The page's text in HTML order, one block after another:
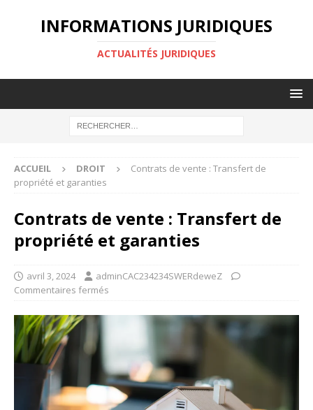
INFORMATIONS JURIDIQUES
ACTUALITÉS JURIDIQUES
ACCUEIL DROIT
Contrats de vente : Transfert de
propriété et garanties
Contrats de vente : Transfert de
propriété et garanties
avril 3, 2024
adminCAC234234SWERdeweZ
Commentaires fermés